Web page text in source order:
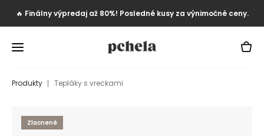
🔥 Finálny výpredaj až 80%! Posledné kusy za výnimočné ceny.
Produkty Tepláky s vreckami
Zlacnené